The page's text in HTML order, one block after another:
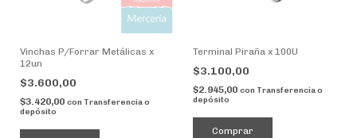
Vinchas P/Forrar Metálicas x
12un
$3.600,00
$3.420,00 con Transferencia o
depósito
Terminal Piraña x 100U
$3.100,00
$2.945,00 con Transferencia o
depósito
Comprar